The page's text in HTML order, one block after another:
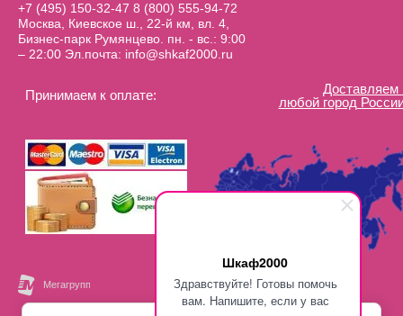
Шкаф2000
Здравствуйте! Готовы помочь
вам. Напишите, если у вас
+7 (495) 150-32-47 8 (800) 555-94-72
Москва, Киевское ш., 22-й км, вл. 4,
Бизнес-парк Румянцево. пн. - вс.: 9:00
– 22:00 Эл.почта: info@shkaf2000.ru
Принимаем к оплате:
Доставляем
любой город